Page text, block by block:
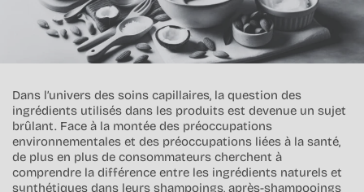
Dans l’univers des soins capillaires, la question des
ingrédients utilisés dans les produits est devenue un sujet
brûlant. Face à la montée des préoccupations
environnementales et des préoccupations liées à la santé,
de plus en plus de consommateurs cherchent à
comprendre la différence entre les ingrédients naturels et
synthétiques dans leurs shampoings, après-shampooings